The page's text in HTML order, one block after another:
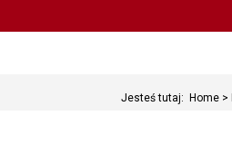
Jesteś tutaj: Home >